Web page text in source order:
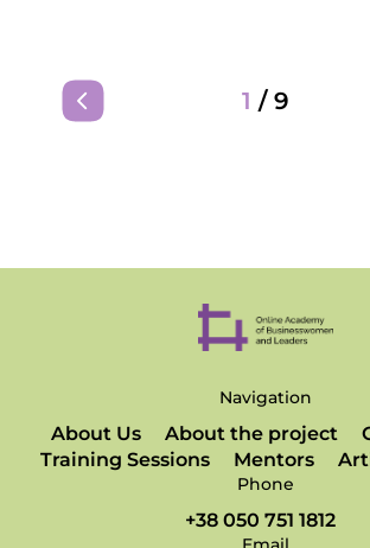
1 / 9
Navigation
About Us About the project
Training Sessions
Mentors
Phone
+38 050 751 1812